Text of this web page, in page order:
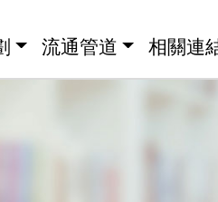
流通管道 相關連